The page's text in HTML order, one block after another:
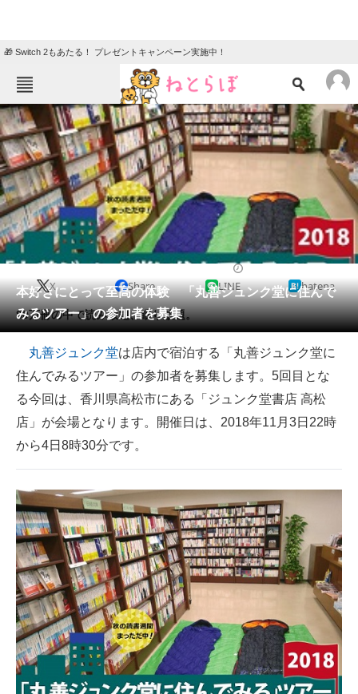
🎁 Switch 2もあたる！ プレゼントキャンペーン実施中！
ねとらぼメニュー
TOP ニュース
エンタメ クイズ
グルメ 地域
住まい 教育・育児
動物 リサーチ
会員記事
メディア
注目記事を集めた総合ページ
ITの今と未来を見通す
スマホと通信の最新トレンド
好きが集まる 比べて選べる
ビジネスと働き方のヒント
AI活用のいまが分かる
企業ITのトレンドを詳説
経営リーダーのコミュニティ
マーケ×ITの今がよく分かる
本好きにとって至高の体験 「丸善ジュンク堂に住んで
みるツアー」の参加者を募集
X Share LINE hatena
80万冊の中で読み放題、眠り放題。
丸善ジュンク堂は店内で宿泊する「丸善ジュンク堂に
住んでみるツアー」の参加者を募集します。5回目とな
る今回は、香川県高松市にある「ジュンク堂書店 高松
店」が会場となります。開催日は、2018年11月3日22時
から4日8時30分です。